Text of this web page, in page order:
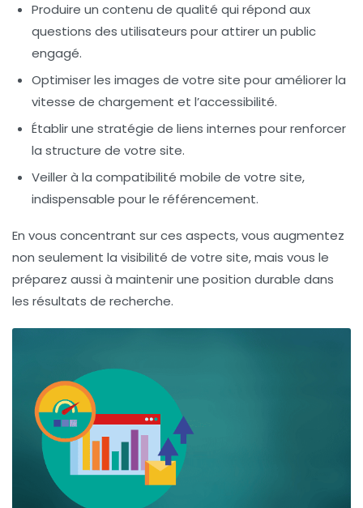
Produire un contenu de qualité qui répond aux
questions des utilisateurs pour attirer un public
engagé.
Optimiser les images de votre site pour améliorer la
vitesse de chargement et l’accessibilité.
Établir une stratégie de liens internes pour renforcer
la structure de votre site.
Veiller à la compatibilité mobile de votre site,
indispensable pour le référencement.
En vous concentrant sur ces aspects, vous augmentez
non seulement la visibilité de votre site, mais vous le
préparez aussi à maintenir une position durable dans
les résultats de recherche.